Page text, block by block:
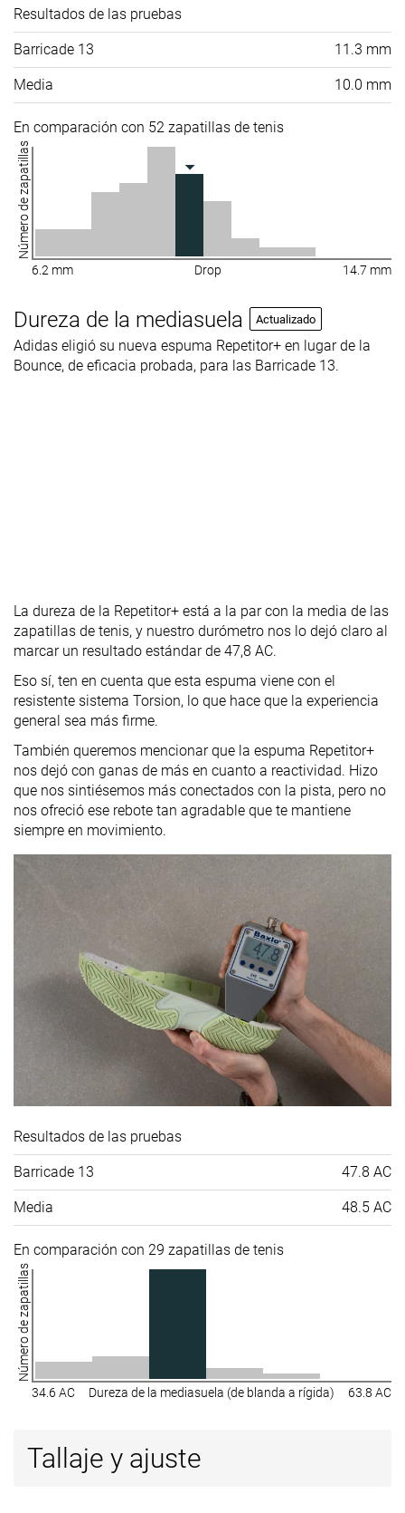
Resultados de las pruebas
Barricade 13 11.3 mm
Media 10.0 mm
En comparación con 52 zapatillas de tenis
Número de zapatillas
6.2 mm Drop 14.7 mm
Dureza de la mediasuela Actualizado
Adidas eligió su nueva espuma Repetitor+ en lugar de la
Bounce, de eficacia probada, para las Barricade 13.
La dureza de la Repetitor+ está a la par con la media de las
zapatillas de tenis, y nuestro durómetro nos lo dejó claro al
marcar un resultado estándar de 47,8 AC.
Eso sí, ten en cuenta que esta espuma viene con el
resistente sistema Torsion, lo que hace que la experiencia
general sea más firme.
También queremos mencionar que la espuma Repetitor+
nos dejó con ganas de más en cuanto a reactividad. Hizo
que nos sintiésemos más conectados con la pista, pero no
nos ofreció ese rebote tan agradable que te mantiene
siempre en movimiento.
Resultados de las pruebas
Barricade 13 47.8 AC
Media 48.5 AC
En comparación con 29 zapatillas de tenis
Número de zapatillas
34.6 AC Dureza de la mediasuela (de blanda a rígida) 63.8 AC
Tallaje y ajuste